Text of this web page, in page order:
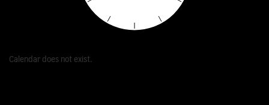
Calendar does not exist.